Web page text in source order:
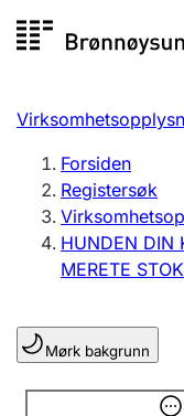
Registersøk
Aksjeselskap
Registrere,
Lag og forening
Registrere, endre,
Forsiden
Registersøk
HUNDEN DIN
MERETE
Mørk bakgrunn
Opplysninger er